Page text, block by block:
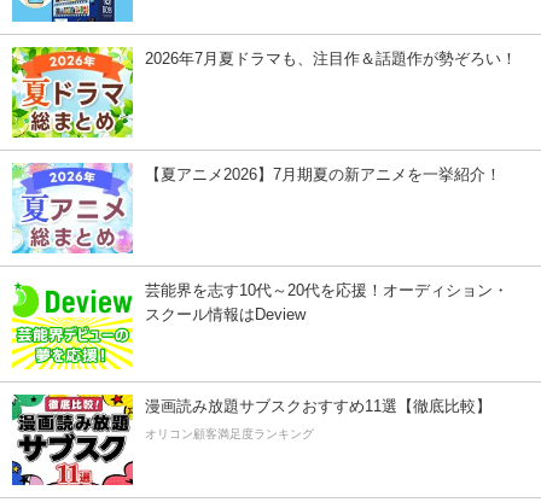
2026年7月夏ドラマも、注目作＆話題作が勢ぞろい！
【夏アニメ2026】7月期夏の新アニメを一挙紹介！
芸能界を志す10代～20代を応援！オーディション・
スクール情報はDeview
漫画読み放題サブスクおすすめ11選【徹底比較】
オリコン顧客満足度ランキング